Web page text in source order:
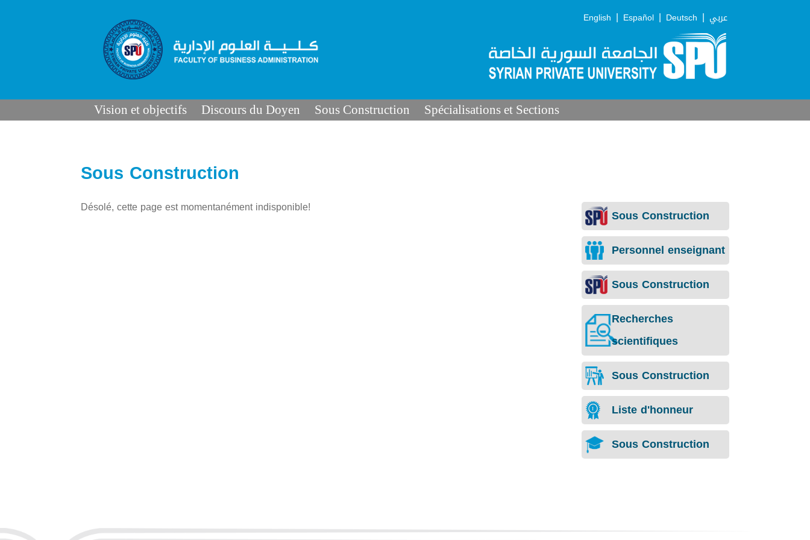
English | Español | Deutsch | عربي
Vision et objectifs Discours du Doyen Sous Construction Spécialisations et Sections
Sous Construction
Sous Construction
Personnel enseignant
Sous Construction
Recherches
scientifiques
Sous Construction
Liste d'honneur
Sous Construction
Désolé, cette page est momentanément indisponible!